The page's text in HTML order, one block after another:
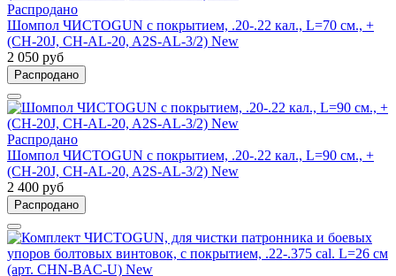
Распродано
Шомпол ЧИСТОGUN с покрытием, .20-.22 кал., L=70 см., +
(CH-20J, CH-AL-20, A2S-AL-3/2) New
2 050 руб
Распродано
Распродано
Шомпол ЧИСТОGUN с покрытием, .20-.22 кал., L=90 см., +
(CH-20J, CH-AL-20, A2S-AL-3/2) New
2 400 руб
Распродано